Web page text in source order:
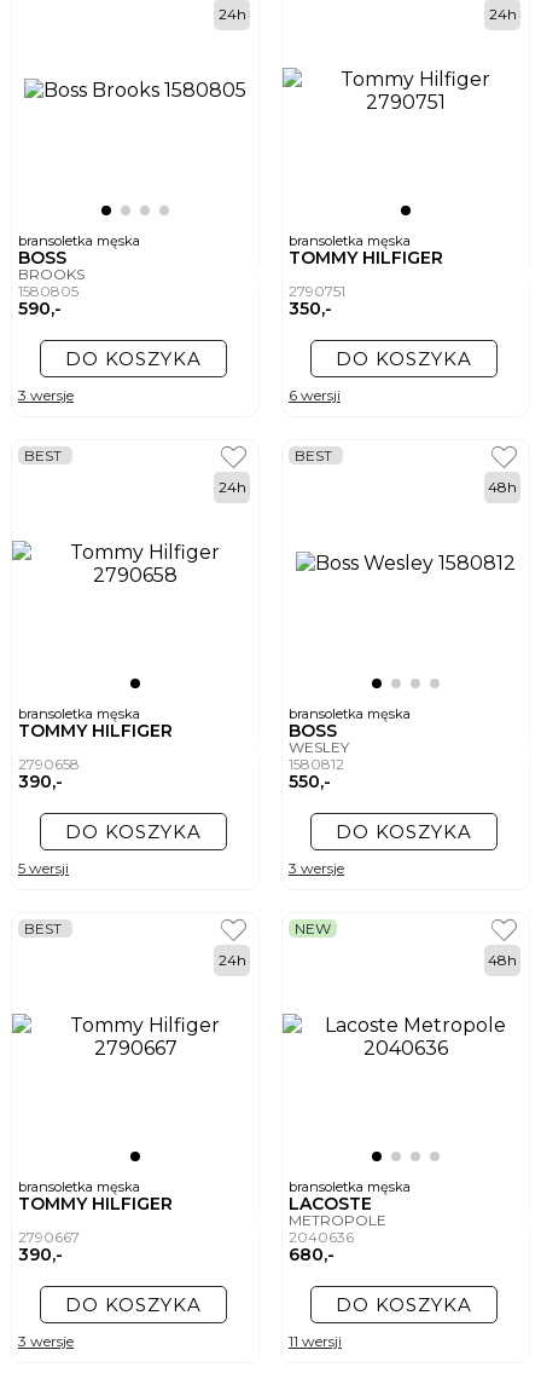
bransoletka męska
BOSS
BROOKS
1580805
590,-
24h
DO KOSZYKA
3 wersje
bransoletka męska
TOMMY HILFIGER
2790751
350,-
24h
DO KOSZYKA
6 wersji
bransoletka męska
TOMMY HILFIGER
2790658
390,-
BEST
24h
DO KOSZYKA
5 wersji
bransoletka męska
BOSS
WESLEY
1580812
550,-
BEST
48h
DO KOSZYKA
3 wersje
bransoletka męska
TOMMY HILFIGER
2790667
390,-
BEST
24h
DO KOSZYKA
3 wersje
bransoletka męska
LACOSTE
METROPOLE
2040636
680,-
NEW
48h
DO KOSZYKA
11 wersji